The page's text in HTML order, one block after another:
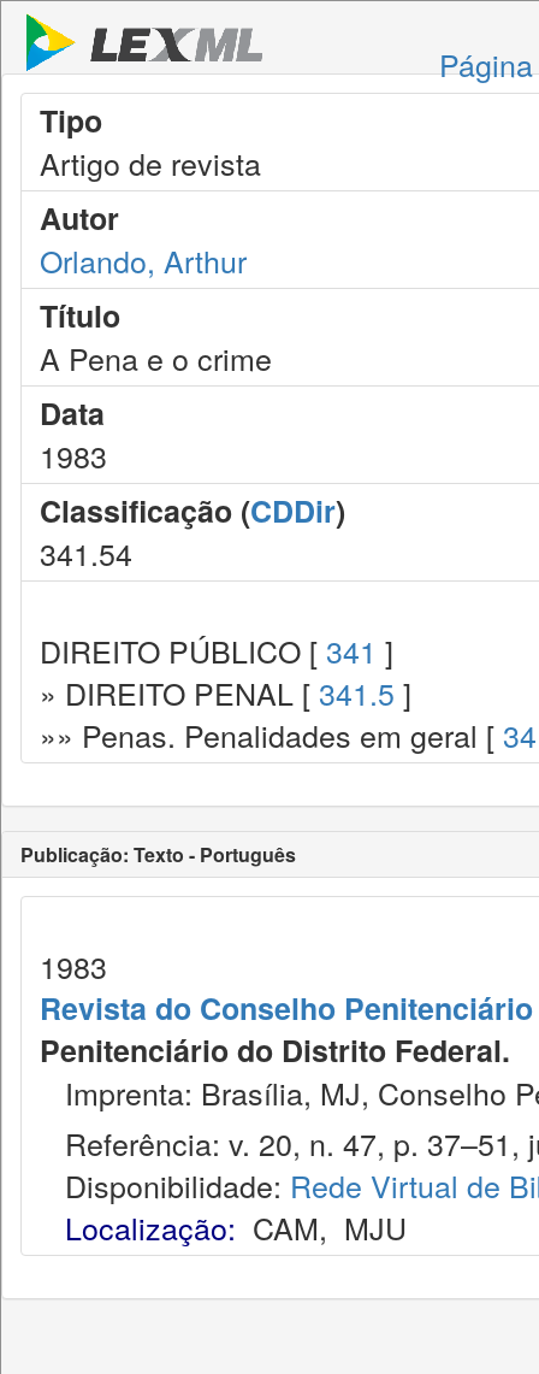
Tipo
Artigo de revista
Autor
Orlando, Arthur
Título
A Pena e o crime
Data
1983
Classificação (CDDir)
341.54
DIREITO PÚBLICO [ 341 ]
» DIREITO PENAL [ 341.5 ]
»» Penas. Penalidades em geral [
Publicação: Texto - Português
1983
Revista do Conselho
Penitenciário do Distrito Federal.
Imprenta: Brasília, MJ, Conselho
Referência: v. 20, n. 47, p. 37–51,
Disponibilidade: Rede Virtual de
Localização: CAM, MJU